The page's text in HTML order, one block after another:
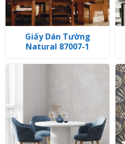
Giấy Dán Tường
Natural 87007-1